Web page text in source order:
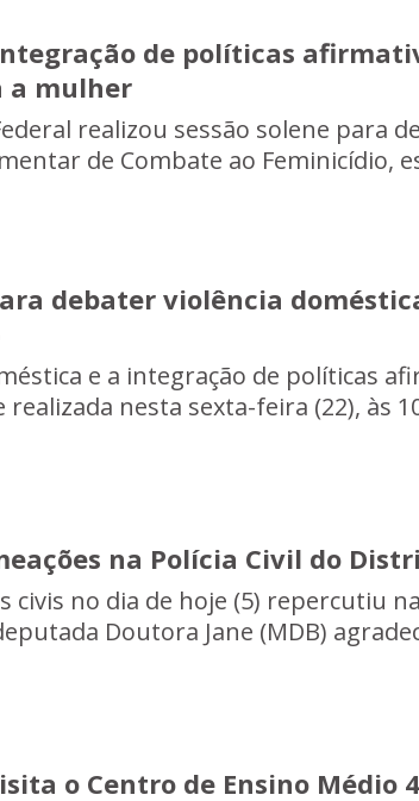
de políticas
a mulher
realizou sessão solene para
de Combate ao Feminicídio,
debater violência
e a integração de políticas
nesta sexta-feira (22), às
na Polícia Civil do
civis no dia de hoje (5) repercutiu
Doutora Jane (MDB)
o Centro de Ensino Médio